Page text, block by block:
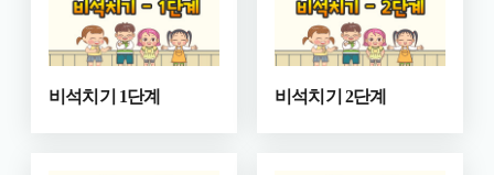
비석치기 1단계 비석치기 2단계